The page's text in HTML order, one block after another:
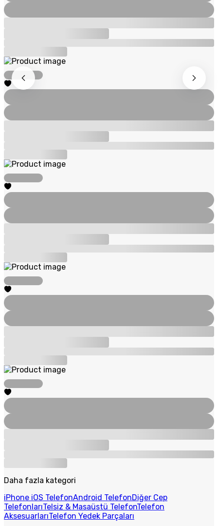
Daha fazla kategori
iPhone iOS TelefonAndroid TelefonDiğer Cep
TelefonlarıTelsiz & Masaüstü TelefonTelefon
AksesuarlarıTelefon Yedek Parçaları